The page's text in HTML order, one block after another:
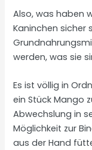
Also, was haben
Kaninchen sicher
werden, was sie
Es ist völlig in
ein Stück Mango
Abwechslung in
Möglichkeit zur
aus der Hand